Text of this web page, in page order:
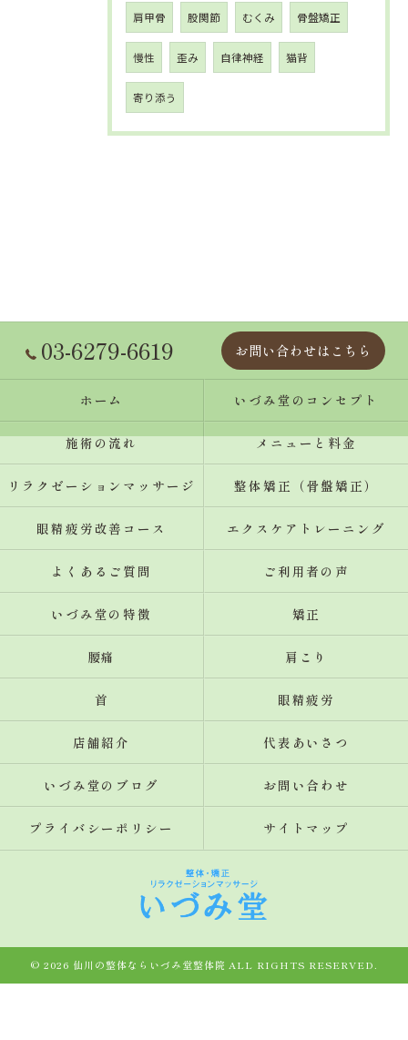
肩甲骨 股関節 むくみ 骨盤矯正
慢性 歪み 自律神経 猫背
寄り添う
03-6279-6619 お問い合わせはこちら
ホーム いづみ堂のコンセプト
施術の流れ メニューと料金
リラクゼーションマッサージ 整体矯正（骨盤矯正）
眼精疲労改善コース エクスケアトレーニング
よくあるご質問 ご利用者の声
いづみ堂の特徴 矯正
腰痛 肩こり
首 眼精疲労
店舗紹介 代表あいさつ
いづみ堂のブログ お問い合わせ
プライバシーポリシー サイトマップ
© 2026 仙川の整体ならいづみ堂整体院 ALL RIGHTS RESERVED.